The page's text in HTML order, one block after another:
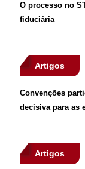
O processo no
fiduciária
Artigos
Convenções
decisiva para as
Artigos